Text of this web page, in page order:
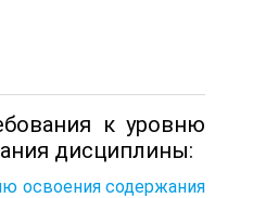
к уровню
дисциплины:
освоения содержания